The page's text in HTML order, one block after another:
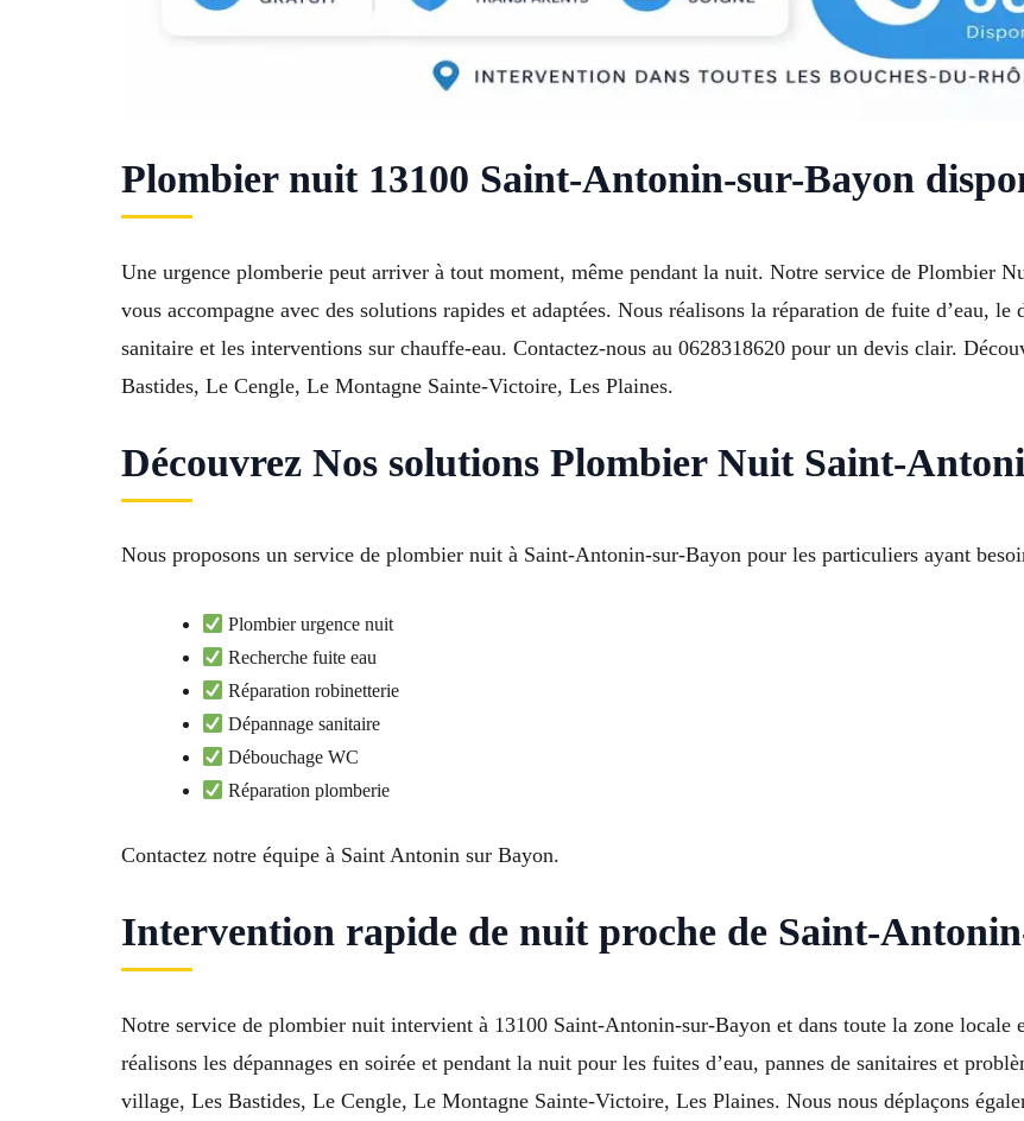
Plombier nuit 13100 Saint-Antonin-sur-Bayon
Une urgence plomberie peut arriver à tout moment, même pendant la nuit. Notre service de Plombier
vous accompagne avec des solutions rapides et adaptées. Nous réalisons la réparation de fuite d’eau,
sanitaire et les interventions sur chauffe-eau. Contactez-nous au 0628318620 pour un devis clair.
Bastides, Le Cengle, Le Montagne Sainte-Victoire, Les Plaines.
Découvrez Nos solutions Plombier Nuit Saint-
Nous proposons un service de plombier nuit à Saint-Antonin-sur-Bayon pour les particuliers ayant
Plombier urgence nuit
Recherche fuite eau
Réparation robinetterie
Dépannage sanitaire
Débouchage WC
Réparation plomberie
Contactez notre équipe à Saint Antonin sur Bayon.
Intervention rapide de nuit proche de Saint-
Notre service de plombier nuit intervient à 13100 Saint-Antonin-sur-Bayon et dans toute la zone locale
réalisons les dépannages en soirée et pendant la nuit pour les fuites d’eau, pannes de sanitaires et
village, Les Bastides, Le Cengle, Le Montagne Sainte-Victoire, Les Plaines. Nous nous déplaçons